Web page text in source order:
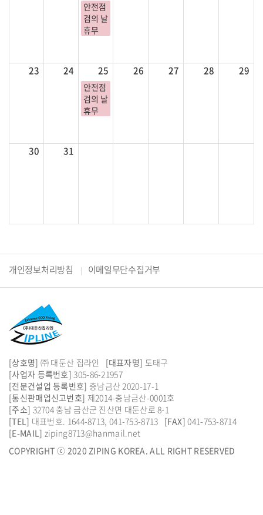
안전점
검의 날
휴무
23 24 25
안전점
검의 날
휴무
26 27 28 29
30 31
개인정보처리방침 이메일무단수집거부
[상호명] ㈜ 대둔산 집라인 [대표자명] 도태구
[사업자 등록번호] 305-86-21957
[전문건설업 등록번호] 충남금산 2020-17-1
[통신판매업신고번호] 제2014-충남금산-0001호
[주소] 32704 충남 금산군 진산면 대둔산로 8-1
[TEL] 대표번호. 1644-8713, 041-753-8713 [FAX] 041-753-8714
[E-MAIL] ziping8713@hanmail.net
COPYRIGHT ⓒ 2020 ZIPING KOREA. ALL RIGHT RESERVED